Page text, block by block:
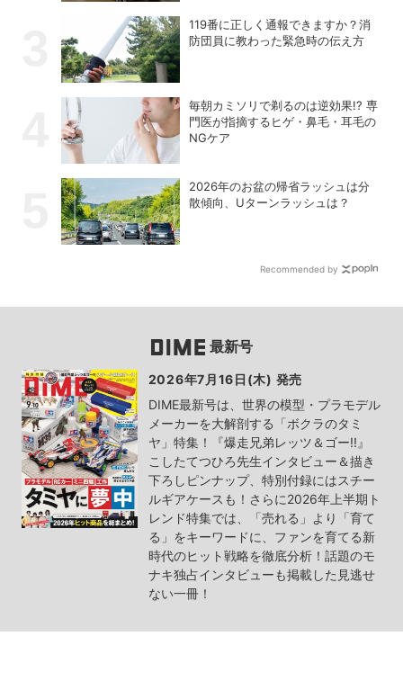
119番に正しく通報できますか？消
防団員に教わった緊急時の伝え方
毎朝カミソリで剃るのは逆効果!? 専
門医が指摘するヒゲ・鼻毛・耳毛の
NGケア
2026年のお盆の帰省ラッシュは分
散傾向、Uターンラッシュは？
Recommended by
最新号
2026年7月16日(木) 発売
DIME最新号は、世界の模型・プラモデル
メーカーを大解剖する「ボクラのタミ
ヤ」特集！『爆走兄弟レッツ＆ゴー!!』
こしたてつひろ先生インタビュー＆描き
下ろしピンナップ、特別付録にはスチー
ルギアケースも！さらに2026年上半期ト
レンド特集では、「売れる」より「育て
る」をキーワードに、ファンを育てる新
時代のヒット戦略を徹底分析！話題のモ
ナキ独占インタビューも掲載した見逃せ
ない一冊！